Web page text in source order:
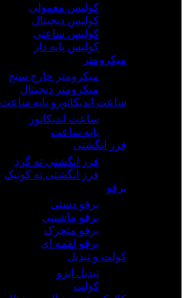
کولیس معمولی
کولیس دیجیتال
کولیس ساعتی
کولیس پایه دار
میکرومتر
میکرومتر خارج سنج
میکرومتر دیجیتال
ساعت اندیکاتورو پایه ساعت
ساعت اندیکاتور
پایه ساعت
فرز انگشتی
فرز انگشتی ته گرد
فرز انگشتی ته کونیک
برقو
برقو دستی
برقو ماشینی
برقو متحرک
برقو لقمه ای
کولت و تبدیل
تبدیل ایزو
کولت